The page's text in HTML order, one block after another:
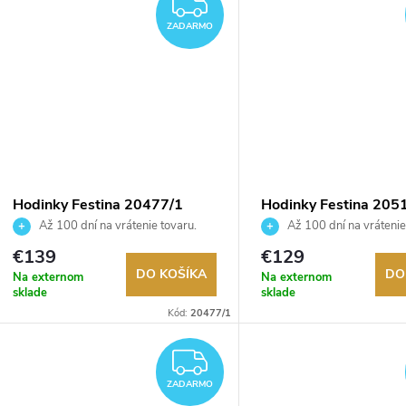
ZADARMO
Hodinky Festina 20477/1
Až 100 dní na vrátenie tovaru.
Autorizovaný predajca.
€139
Na externom
sklade
DO KOŠÍKA
Kód:20477/1
Hodinky Festina
Až 100 dní na
Autorizovaný predajca.
€129
Na externom
sklade
ZADARMO
ZADARMO